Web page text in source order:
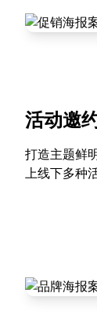
活动邀
打造主题鲜
上线下多种